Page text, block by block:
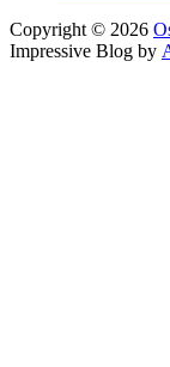
Copyright © 2026
Impressive Blog by